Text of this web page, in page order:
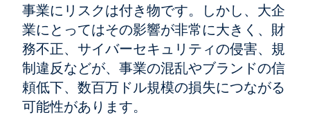
事業にリスクは付き物です。しかし、大企
業にとってはその影響が非常に大きく、財
務不正、サイバーセキュリティの侵害、規
制違反などが、事業の混乱やブランドの信
頼低下、数百万ドル規模の損失につながる
可能性があります。